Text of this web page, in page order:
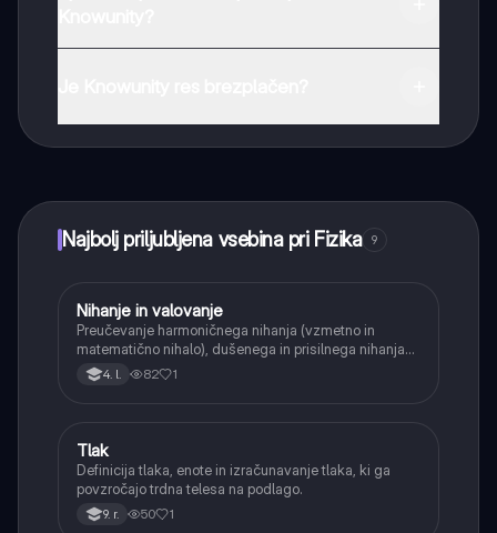
Najbolj priljubljena vsebina pri Fizika 9
Fizika
Nihanje in valovanje
Preučevanje harmoničnega nihanja (vzmetno in
matematično nihalo), dušenega in prisilnega nihanja
ter osnovnih lastnosti valovanja.
4. l. 82 1
Fizika
Tlak
Definicija tlaka, enote in izračunavanje tlaka, ki ga
povzročajo trdna telesa na podlago.
9. r. 50 1